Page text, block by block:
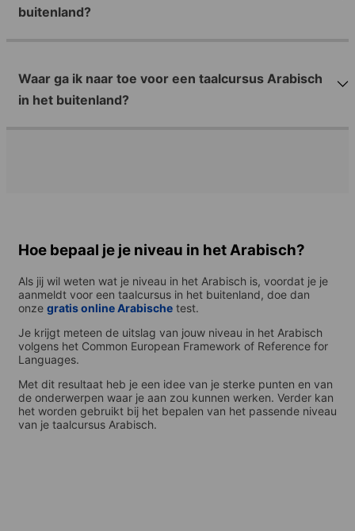
buitenland?
Waar ga ik naar toe voor een taalcursus Arabisch
in het buitenland?
Hoe bepaal je je niveau in het Arabisch?
Als jij wil weten wat je niveau in het Arabisch is, voordat je je
aanmeldt voor een taalcursus in het buitenland, doe dan
onze gratis online Arabische test.
Je krijgt meteen de uitslag van jouw niveau in het Arabisch
volgens het Common European Framework of Reference for
Languages.
Met dit resultaat heb je een idee van je sterke punten en van
de onderwerpen waar je aan zou kunnen werken. Verder kan
het worden gebruikt bij het bepalen van het passende niveau
van je taalcursus Arabisch.